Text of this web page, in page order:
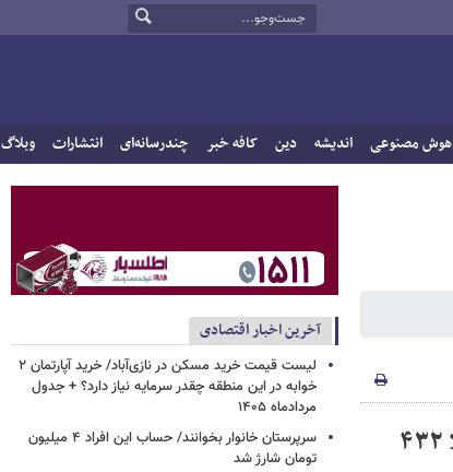
هوش مصنوعی اندیشه دین کافه خبر چندرسانه‌ای انتشارات وبلاگ
قیمت جدید طلای ۱۸ عیار در ۲۵ اسفندماه ۱۴۰۳/ قیمت طلا ۴۳۲
آخرین اخبار اقتصادی
لیست قیمت خرید مسکن در نازی‌آباد/ خرید آپارتمان ۲
خوابه در این منطقه چقدر سرمایه نیاز دارد؟ + جدول
مردادماه ۱۴۰۵
سرپرستان خانوار بخوانند/ حساب این افراد ۴ میلیون
تومان شارژ شد